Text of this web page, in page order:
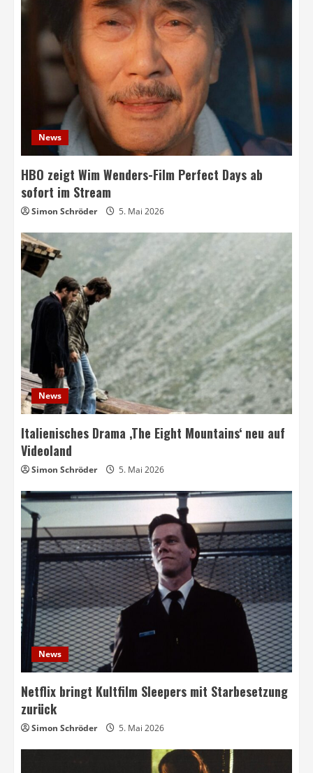
News
HBO zeigt Wim Wenders-Film Perfect Days ab
sofort im Stream
Simon Schröder 5. Mai 2026
News
Italienisches Drama ‚The Eight Mountains‘ neu auf
Videoland
Simon Schröder 5. Mai 2026
News
Netflix bringt Kultfilm Sleepers mit Starbesetzung
zurück
Simon Schröder 5. Mai 2026